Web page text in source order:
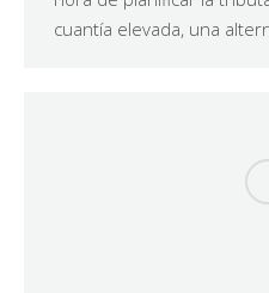
cuantía elevada, una